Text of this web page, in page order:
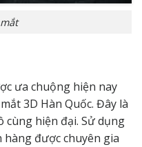
ưa chuộng hiện nay
3D Hàn Quốc. Đây là
hiện đại. Sử dụng
được chuyên gia